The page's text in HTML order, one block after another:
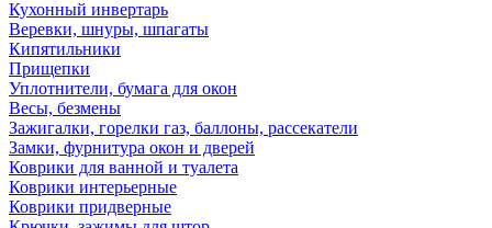
Кухонный инвертарь
Веревки, шнуры, шпагаты
Кипятильники
Прищепки
Уплотнители, бумага для окон
Весы, безмены
Зажигалки, горелки газ, баллоны, рассекатели
Замки, фурнитура окон и дверей
Коврики для ванной и туалета
Коврики интерьерные
Коврики придверные